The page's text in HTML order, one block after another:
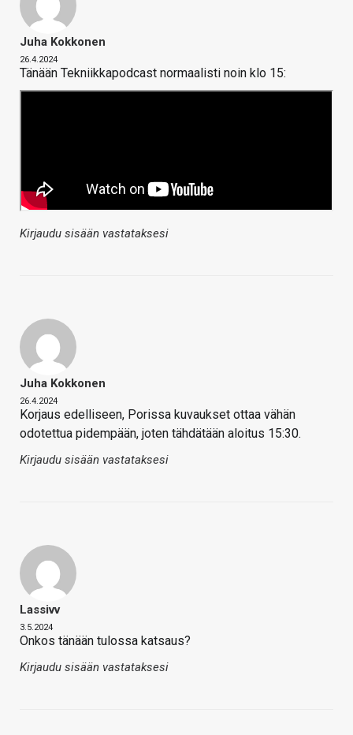
Juha Kokkonen
26.4.2024
Tänään Tekniikkapodcast normaalisti noin klo 15:
Kirjaudu sisään vastataksesi
Juha Kokkonen
26.4.2024
Korjaus edelliseen, Porissa kuvaukset ottaa vähän
odotettua pidempään, joten tähdätään aloitus 15:30.
Kirjaudu sisään vastataksesi
Lassivv
3.5.2024
Onkos tänään tulossa katsaus?
Kirjaudu sisään vastataksesi